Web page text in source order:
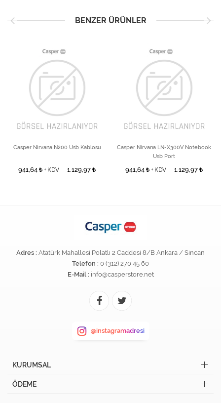
BENZER ÜRÜNLER
Casper Nirvana N200 Usb Kablosu
941,64 + KDV 1.129,97
Casper Nirvana LN-X300V Notebook
Usb Port
941,64 + KDV 1.129,97
Adres : Atatürk Mahallesi Polatlı 2 Caddesi 8/B Ankara / Sincan
Telefon : 0 (312) 270 45 60
E-Mail : info@casperstore.net
@instagramadresi
KURUMSAL
ÖDEME